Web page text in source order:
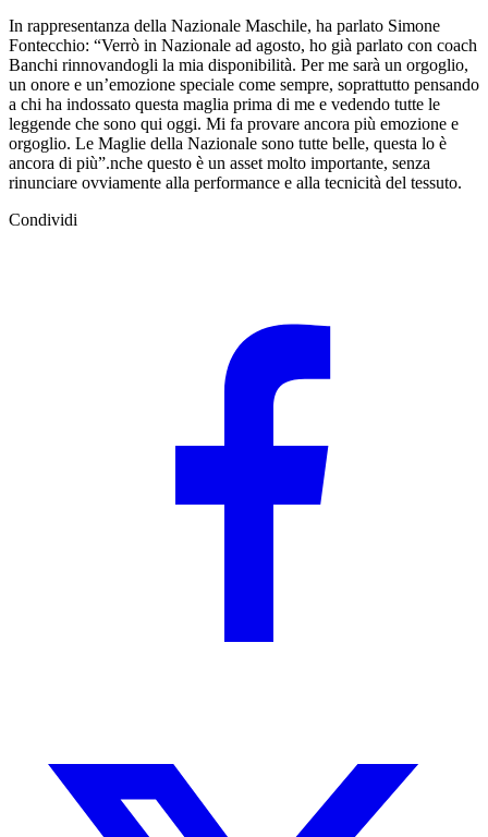
In rappresentanza della Nazionale Maschile, ha parlato Simone
Fontecchio: “Verrò in Nazionale ad agosto, ho già parlato con coach
Banchi rinnovandogli la mia disponibilità. Per me sarà un orgoglio,
un onore e un’emozione speciale come sempre, soprattutto pensando
a chi ha indossato questa maglia prima di me e vedendo tutte le
leggende che sono qui oggi. Mi fa provare ancora più emozione e
orgoglio. Le Maglie della Nazionale sono tutte belle, questa lo è
ancora di più”.nche questo è un asset molto importante, senza
rinunciare ovviamente alla performance e alla tecnicità del tessuto.
Condividi